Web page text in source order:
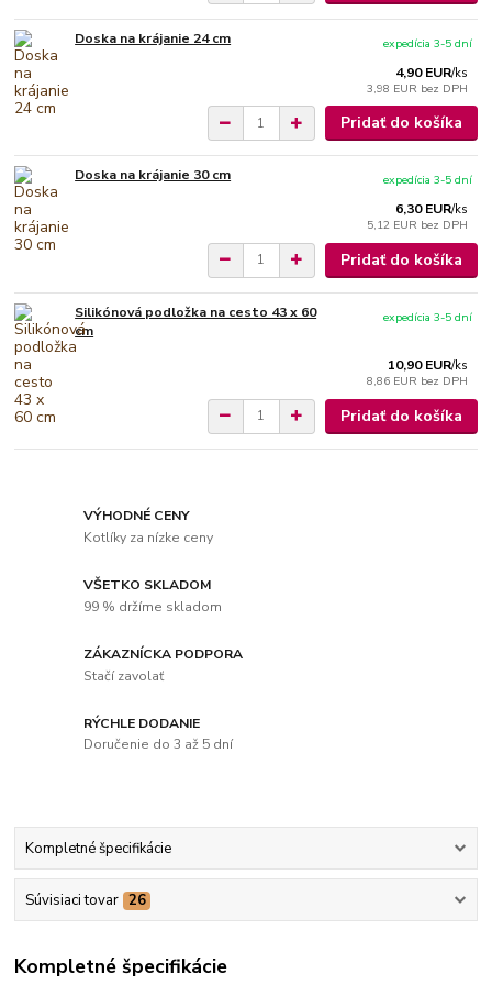
Doska na krájanie 24 cm
4,90 EUR/ks
3,98 EUR bez DPH
expedícia 3-5 dní
Pridať do košíka
Doska na krájanie 30 cm
6,30 EUR/ks
5,12 EUR bez DPH
expedícia 3-5 dní
Pridať do košíka
Silikónová podložka na cesto 43 x 60
cm
10,90 EUR/ks
8,86 EUR bez DPH
expedícia 3-5 dní
Pridať do košíka
VÝHODNÉ CENY
Kotlíky za nízke ceny
VŠETKO SKLADOM
99 % držíme skladom
ZÁKAZNÍCKA PODPORA
Stačí zavolať
RÝCHLE DODANIE
Doručenie do 3 až 5 dní
Kompletné špecifikácie
Súvisiaci tovar 26
Kompletné špecifikácie